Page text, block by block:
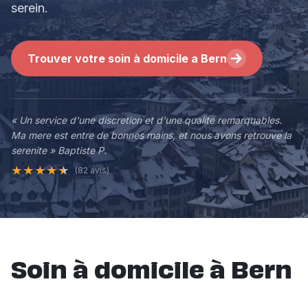
serein.
Trouver votre soin à domicile a Bern
« Un service d'une discretion et d'une qualite remarquables.
Ma mere est entre de bonnes mains, et nous avons retrouve la
serenite » Baptiste P.
★★★★★ (82 avis)
Soin à domicile à Bern